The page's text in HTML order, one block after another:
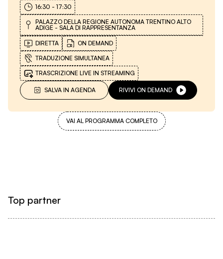
16:30 - 17:30
PALAZZO DELLA REGIONE AUTONOMA TRENTINO ALTO
ADIGE - SALA DI RAPPRESENTANZA
DIRETTA
ON DEMAND
TRADUZIONE SIMULTANEA
TRASCRIZIONE LIVE IN STREAMING
SALVA IN AGENDA RIVIVI ON DEMAND
VAI AL PROGRAMMA COMPLETO
Top partner